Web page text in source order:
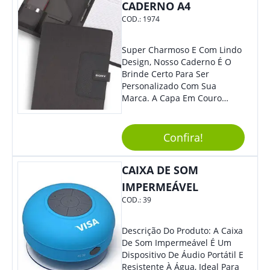
CADERNO A4
COD.: 1974
Super Charmoso E Com Lindo
Design, Nosso Caderno É O
Brinde Certo Para Ser
Personalizado Com Sua
Marca. A Capa Em Couro
Elástico Permite Maior
Segurança Ao Carregá-Lo.
Ofereça A Seus Clientes E
Colaboradores, Sem Dúvidas
Eles Irão Adorar.
Confira!
CAIXA DE SOM
IMPERMEÁVEL
COD.:39
Descrição Do Produto: A Caixa
De Som Impermeável É Um
Dispositivo De Áudio Portátil E
Resistente À Água, Ideal Para